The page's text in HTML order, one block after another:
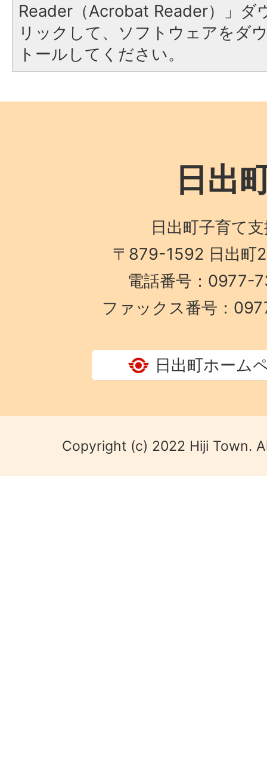
Reader（Acrobat Reader）」ダ
リックして、ソフトウェアをダ
トールしてください。
日出
日出町子育て
〒879-1592 日出町
電話番号：0977-
ファックス番号：
日出町ホーム
Copyright (c) 2022 Hiji Town.